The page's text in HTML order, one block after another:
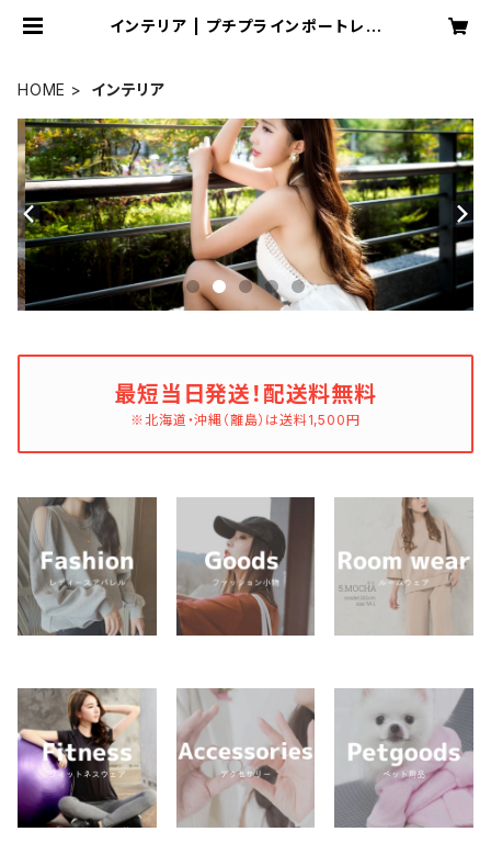
インテリア | プチプラインポートレデ
HOME
インテリア
最短当日発送！配送料無料
※北海道・沖縄（離島）は送料1,500円